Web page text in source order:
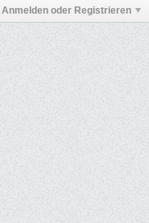
Anmelden oder Registrieren